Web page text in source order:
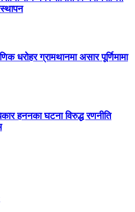
धरोहर ग्रामथानमा असार पूर्णिमामा
हननका घटना विरुद्ध रणनीति